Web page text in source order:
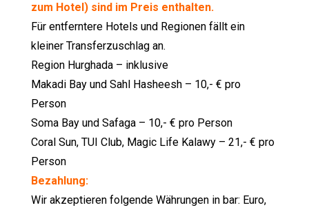
zum Hotel) sind im Preis enthalten.
Für entferntere Hotels und Regionen fällt ein
kleiner Transferzuschlag an.
Region Hurghada – inklusive
Makadi Bay und Sahl Hasheesh – 10,- € pro
Person
Soma Bay und Safaga – 10,- € pro Person
Coral Sun, TUI Club, Magic Life Kalawy – 21,- € pro
Person
Bezahlung:
Wir akzeptieren folgende Währungen in bar: Euro,